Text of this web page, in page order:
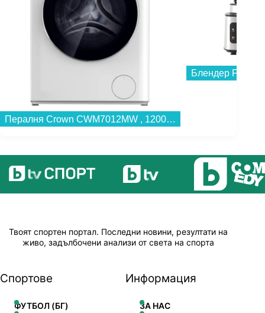
Пералня Crown CWM7012MW , 1200 об./мин., 7.00 kg, A , Бял...
Блендер Finlux
Твоят спортен портал. Последни новини, резултати на
живо, задълбочени анализи от света на спорта
Спортове
ФУТБОЛ (БГ)
Информация
ЗА НАС